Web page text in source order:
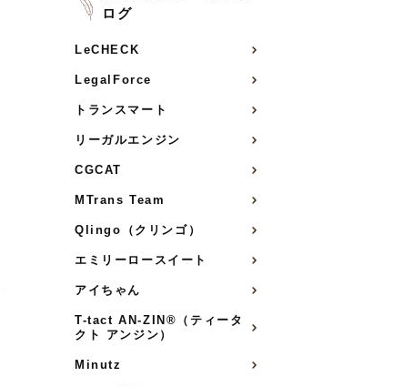
ログ
LeCHECK
LegalForce
トランスマート
リーガルエンジン
CGCAT
MTrans Team
Qlingo（クリンゴ）
エミリーロースイート
アイちゃん
T-tact AN-ZIN®（ティータ
クト アンジン）
Minutz